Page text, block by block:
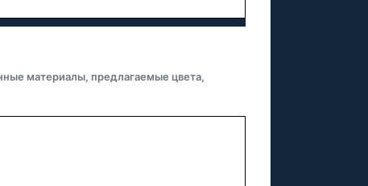
материалы, предлагаемые цвета,